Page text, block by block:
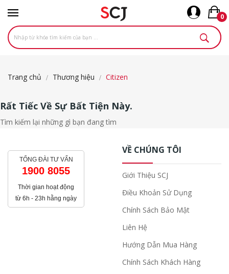
0
Trang chủ Thương hiệu Citizen
Rất Tiếc Về Sự Bất Tiện Này.
Tìm kiếm lại những gì bạn đang tìm
TỔNG ĐÀI TƯ VẤN
1900 8055
Thời gian hoạt động
từ 6h - 23h hằng ngày
VỀ CHÚNG TÔI
Giới Thiệu SCJ
Điều Khoản Sử Dụng
Chính Sách Bảo Mật
Liên Hệ
Hướng Dẫn Mua Hàng
Chính Sách Khách Hàng